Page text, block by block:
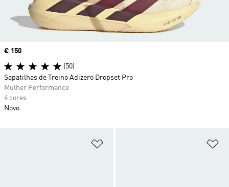
Price
€ 150
(50)
Sapatilhas de Treino Adizero Dropset Pro
Mulher Performance
4 cores
Novo